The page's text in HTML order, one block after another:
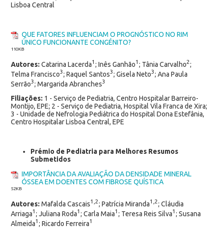
Lisboa Central
QUE FATORES INFLUENCIAM O PROGNÓSTICO NO RIM
ÚNICO FUNCIONANTE CONGÉNITO?
110KB
Autores: Catarina Lacerda1 ; Inês Ganhão1 ; Tânia Carvalho2;
Telma Francisco3; Raquel Santos3; Gisela Neto3; Ana Paula
Serrão3; Margarida Abranches3
Filiações: 1 - Serviço de Pediatria, Centro Hospitalar Barreiro-
Montijo, EPE; 2 - Serviço de Pediatria, Hospital Vila Franca de Xira;
3 - Unidade de Nefrologia Pediátrica do Hospital Dona Estefânia,
Centro Hospitalar Lisboa Central, EPE
Prémio de Pediatria para Melhores Resumos
Submetidos
IMPORTÂNCIA DA AVALIAÇÃO DA DENSIDADE MINERAL
ÓSSEA EM DOENTES COM FIBROSE QUÍSTICA
52KB
Autores: Mafalda Cascais1,2; Patrícia Miranda1,2; Cláudia
Arriaga1 ; Juliana Roda1 ; Carla Maia1 ; Teresa Reis Silva1 ; Susana
Almeida1 ; Ricardo Ferreira1